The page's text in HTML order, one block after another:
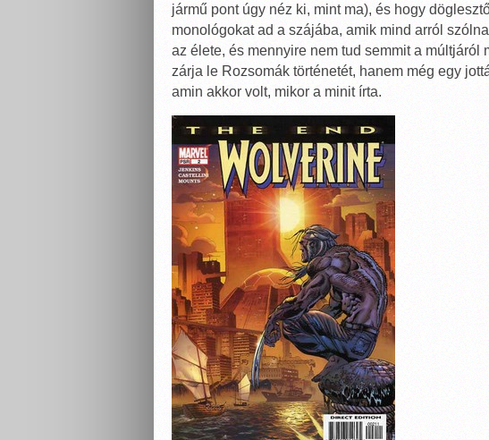
jármű pont úgy néz ki, mint ma), és hogy
monológokat ad a szájába, amik mind arról
az élete, és mennyire nem tud semmit a múltjáról
zárja le Rozsomák történetét, hanem még egy
amin akkor volt, mikor a minit írta.